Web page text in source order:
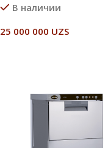
В наличии
25 000 000 UZS